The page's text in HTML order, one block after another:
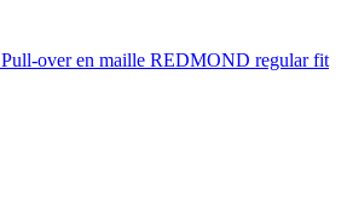
Pull-over en maille REDMOND regular fit